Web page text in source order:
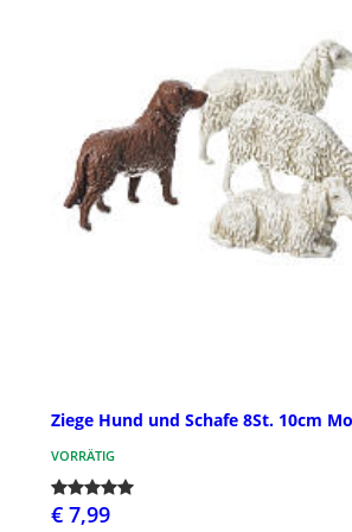
Ziege Hund und Schafe 8St. 10cm
VORRÄTIG
€ 7,99